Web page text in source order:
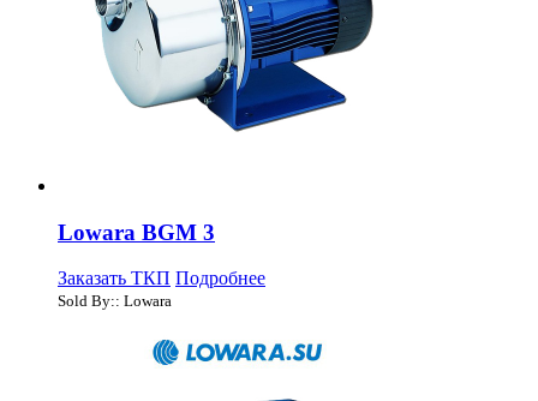
Lowara BGM 3
Заказать ТКП Подробнее
Sold By:: Lowara